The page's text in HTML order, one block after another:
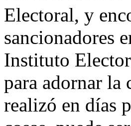
Electoral, y
sancionadores
Instituto
para adornar la
realizó en días